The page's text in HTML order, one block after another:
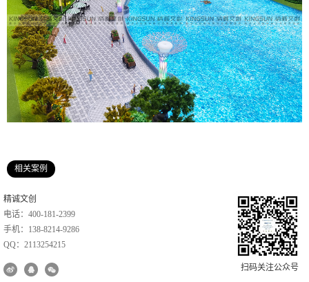
相关案例
扫码关注公众号
精诚文创
电话：400-181-2399
手机：138-8214-9286
QQ：2113254215